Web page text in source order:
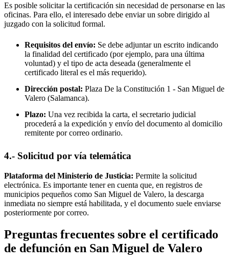
Es posible solicitar la certificación sin necesidad de personarse en las
oficinas. Para ello, el interesado debe enviar un sobre dirigido al
juzgado con la solicitud formal.
Requisitos del envío: Se debe adjuntar un escrito indicando
la finalidad del certificado (por ejemplo, para una última
voluntad) y el tipo de acta deseada (generalmente el
certificado literal es el más requerido).
Dirección postal: Plaza De la Constitución 1 - San Miguel de
Valero (Salamanca).
Plazo: Una vez recibida la carta, el secretario judicial
procederá a la expedición y envío del documento al domicilio
remitente por correo ordinario.
4.- Solicitud por vía telemática
Plataforma del Ministerio de Justicia: Permite la solicitud
electrónica. Es importante tener en cuenta que, en registros de
municipios pequeños como San Miguel de Valero, la descarga
inmediata no siempre está habilitada, y el documento suele enviarse
posteriormente por correo.
Preguntas frecuentes sobre el certificado
de defunción en San Miguel de Valero